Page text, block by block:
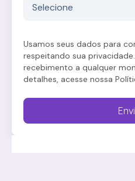
Usamos seus dados para
respeitando sua
recebimento a qualquer
detalhes, acesse nossa